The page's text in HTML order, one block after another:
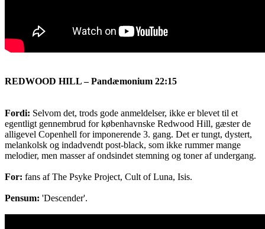
REDWOOD HILL – Pandæmonium 22:15
Fordi: Selvom det, trods gode anmeldelser, ikke er blevet til et
egentligt gennembrud for københavnske Redwood Hill, gæster de
alligevel Copenhell for imponerende 3. gang. Det er tungt, dystert,
melankolsk og indadvendt post-black, som ikke rummer mange
melodier, men masser af ondsindet stemning og toner af undergang.
For: fans af The Psyke Project, Cult of Luna, Isis.
Pensum: 'Descender'.